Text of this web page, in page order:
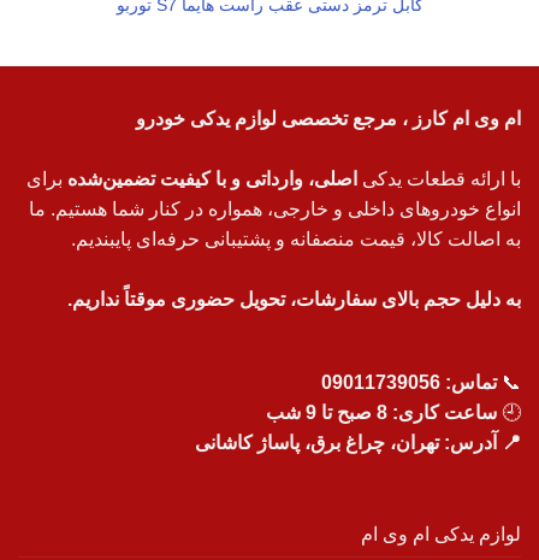
کابل ترمز دستی عقب راست هایما S7 توربو
ام وی ام کارز ، مرجع تخصصی لوازم یدکی خودرو
با ارائه قطعات یدکی اصلی، وارداتی و با کیفیت تضمین‌شده برای
انواع خودروهای داخلی و خارجی، همواره در کنار شما هستیم. ما
به اصالت کالا، قیمت منصفانه و پشتیبانی حرفه‌ای پایبندیم.
به دلیل حجم بالای سفارشات، تحویل حضوری موقتاً نداریم.
📞تماس: 09011739056
🕘 ساعت کاری: 8 صبح تا 9 شب
📍 آدرس: تهران، چراغ برق، پاساژ کاشانی
لوازم یدکی ام وی ام